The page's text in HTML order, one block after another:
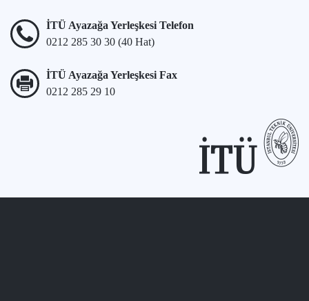
İTÜ Ayazağa Yerleşkesi Telefon
0212 285 30 30 (40 Hat)
İTÜ Ayazağa Yerleşkesi Fax
0212 285 29 10